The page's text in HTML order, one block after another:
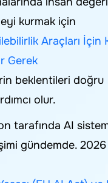
kurmak için
Araçları İçin
Gerek
beklentileri doğru
olur.
tarafında AI
gündemde.